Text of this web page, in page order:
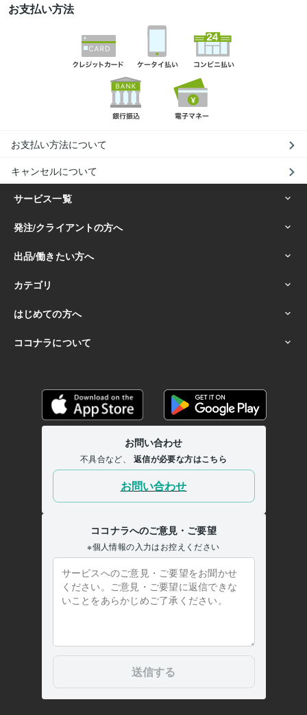
お支払い方法
お支払い方法について
キャンセルについて